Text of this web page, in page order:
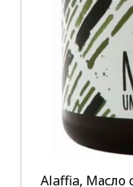
Alaffia, Масло